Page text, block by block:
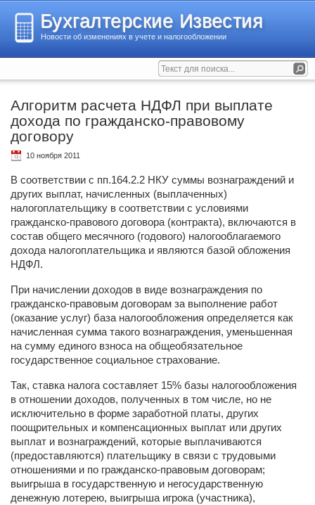
Бухгалтерские Известия
Новости об изменениях в учете и налогообложении
Алгоритм расчета НДФЛ при выплате
дохода по гражданско-правовому
договору
10 ноября 2011
В соответствии с пп.164.2.2 НКУ суммы вознаграждений и
других выплат, начисленных (выплаченных)
налогоплательщику в соответствии с условиями
гражданско-правового договора (контракта), включаются в
состав общего месячного (годового) налогооблагаемого
дохода налогоплательщика и являются базой обложения
НДФЛ.
При начислении доходов в виде вознаграждения по
гражданско-правовым договорам за выполнение работ
(оказание услуг) база налогообложения определяется как
начисленная сумма такого вознаграждения, уменьшенная
на сумму единого взноса на общеобязательное
государственное социальное страхование.
Так, ставка налога составляет 15% базы налогообложения
в отношении доходов, полученных в том числе, но не
исключительно в форме заработной платы, других
поощрительных и компенсационных выплат или других
выплат и вознаграждений, которые выплачиваются
(предоставляются) плательщику в связи с трудовыми
отношениями и по гражданско-правовым договорам;
выигрыша в государственную и негосударственную
денежную лотерею, выигрыша игрока (участника),